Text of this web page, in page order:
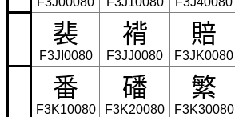
裴
F3JI0080
褙
F3JJ0080
賠
F3JK0080
番
F3K10080
磻
F3K20080
繁
F3K30080